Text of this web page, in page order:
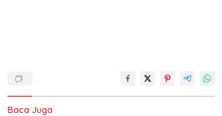
Baca Juga